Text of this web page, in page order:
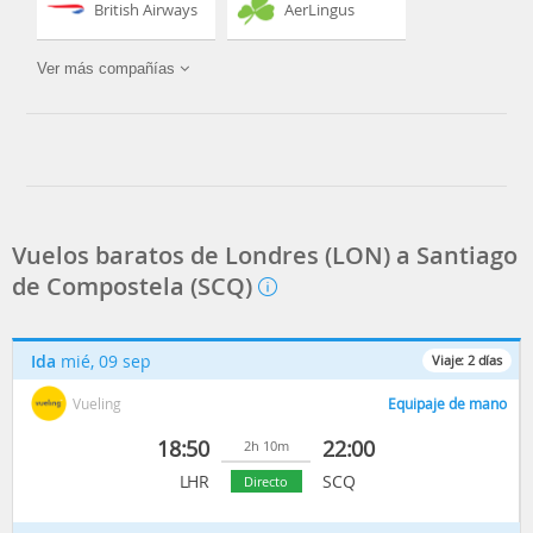
British Airways AerLingus
Ryanair
Ver más compañías
Vuelos baratos de Londres (LON) a Santiago
de Compostela (SCQ)
Viaje: 2 días
Ida mié, 09 sep
Vueling Equipaje de mano
18:50
LHR
2h 10m
Directo
22:00
SCQ